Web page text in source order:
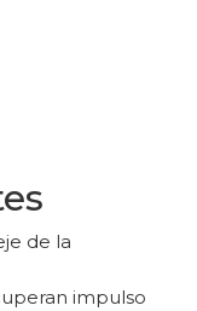
de la
impulso